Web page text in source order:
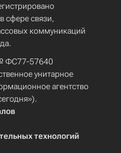
сфере связи,
коммуникаций
ФС77-57640
унитарное
агентство
технологий